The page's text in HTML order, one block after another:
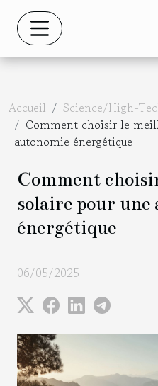
Accueil
Science/High-
Comment choisir le
autonomie énergétique
Comment
solaire pour une
énergétique
06/05/2025